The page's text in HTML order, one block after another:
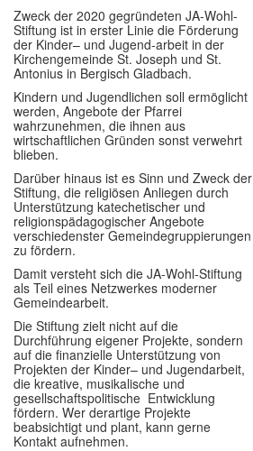
Gemeindeleben
Einrichtungen
Im Überblick
Links
Kontakt
Zweck der 2020 gegründeten JA-Wohl-
Stiftung ist in erster Linie die Förderung
der Kinder– und Jugend-arbeit in der
Kirchengemeinde St. Joseph und St.
Antonius in Bergisch Gladbach.
Kindern und Jugendlichen soll ermöglicht
werden, Angebote der Pfarrei
wahrzunehmen, die ihnen aus
wirtschaftlichen Gründen sonst verwehrt
blieben.
Darüber hinaus ist es Sinn und Zweck der
Stiftung, die religiösen Anliegen durch
Unterstützung katechetischer und
religionspädagogischer Angebote
verschiedenster Gemeindegruppierungen
zu fördern.
Damit versteht sich die JA-Wohl-Stiftung
als Teil eines Netzwerkes moderner
Gemeindearbeit.
Die Stiftung zielt nicht auf die
Durchführung eigener Projekte, sondern
auf die finanzielle Unterstützung von
Projekten der Kinder– und Jugendarbeit,
die kreative, musikalische und
gesellschaftspolitische Entwicklung
fördern. Wer derartige Projekte
beabsichtigt und plant, kann gerne
Kontakt aufnehmen.